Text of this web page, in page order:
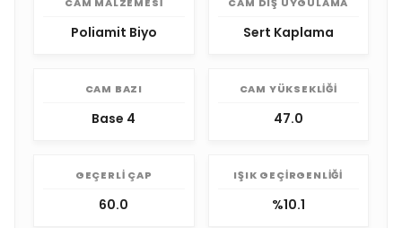
Poliamit Biyo Sert Kaplama
CAM BAZI
Base 4
CAM YÜKSEKLIĞI
47.0
GEÇERLI ÇAP
60.0
IŞIK GEÇIRGENLIĞI
%10.1